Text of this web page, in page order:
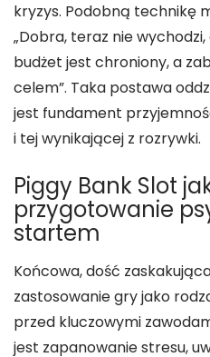
kryzys. Podobną technikę
„Dobra, teraz nie
budżet jest chroniony, a
celem”. Taka postawa
jest fundament
i tej wynikającej z rozrywki.
Piggy Bank Slot
przygotowanie
startem
Końcowa, dość
zastosowanie gry jako
przed kluczowymi
jest zapanowanie stresu,